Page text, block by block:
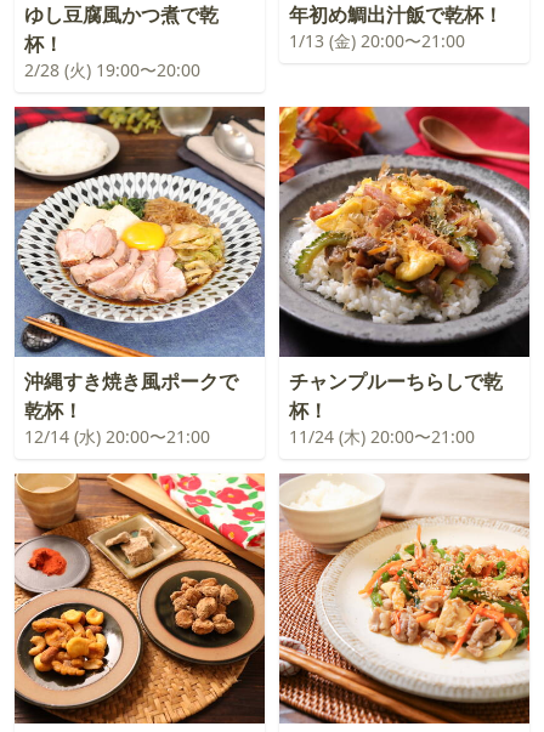
ゆし豆腐風かつ煮で乾
杯！
2/28 (火) 19:00〜20:00
年初め鯛出汁飯で乾杯！
1/13 (金) 20:00〜21:00
沖縄すき焼き風ポークで
乾杯！
12/14 (水) 20:00〜21:00
チャンプルーちらしで乾
杯！
11/24 (木) 20:00〜21:00